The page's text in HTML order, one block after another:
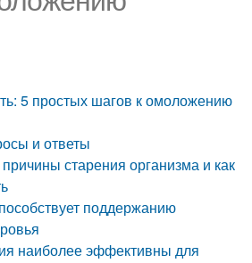
5 простых шагов к омоложению
и ответы
старения организма и как
поддержанию
наиболее эффективны для